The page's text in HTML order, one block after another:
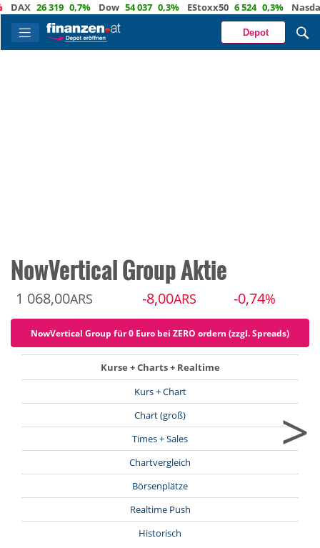
26 319 0,7% Dow 54 037 0,3% EStoxx50 6 524 0,3% Nasdaq
Depot
NowVertical Group Aktie
1 068,00ARS -8,00ARS -0,74%
NowVertical Group für 0 Euro bei ZERO ordern (zzgl. Spreads)
Kurse + Charts + Realtime
Kurs + Chart
Chart (groß)
Times + Sales
Chartvergleich
Börsenplätze
Realtime Push
Historisch
>